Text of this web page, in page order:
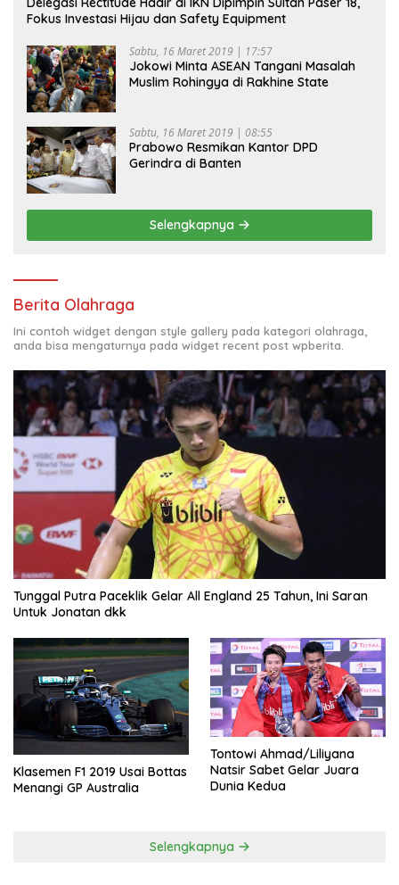
Fokus Investasi Hijau dan Safety Equipment
Sabtu, 16 Maret 2019 | 17:57
Jokowi Minta ASEAN Tangani Masalah
Muslim Rohingya di Rakhine State
Sabtu, 16 Maret 2019 | 08:55
Prabowo Resmikan Kantor DPD
Gerindra di Banten
Selengkapnya
Berita Olahraga
Ini contoh widget dengan style gallery pada kategori olahraga,
anda bisa mengaturnya pada widget recent post wpberita.
Tunggal Putra Paceklik Gelar All England 25 Tahun, Ini Saran
Untuk Jonatan dkk
Klasemen F1 2019 Usai Bottas
Menangi GP Australia
Tontowi Ahmad/Liliyana
Natsir Sabet Gelar Juara
Dunia Kedua
Selengkapnya